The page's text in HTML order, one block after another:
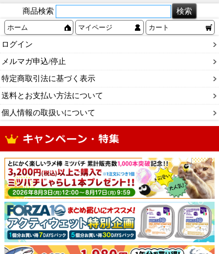
商品検索
ホーム マイページ カート
ログイン
メルマガ申込/停止
特定商取引法に基づく表示
送料とお支払い方法について
個人情報の取扱いについて